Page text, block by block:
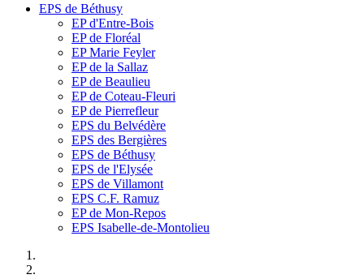
EPS de Béthusy
EP d'Entre-Bois
EP de Floréal
EP Marie Feyler
EP de la Sallaz
EP de Beaulieu
EP de Coteau-Fleuri
EP de Pierrefleur
EPS du Belvédère
EPS des Bergières
EPS de Béthusy
EPS de l'Elysée
EPS de Villamont
EPS C.F. Ramuz
EP de Mon-Repos
EPS Isabelle-de-Montolieu